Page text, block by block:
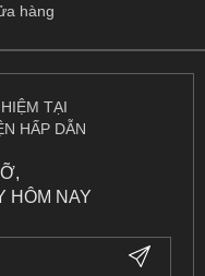
hàng
TẠI
HẤP DẪN
HÔM NAY